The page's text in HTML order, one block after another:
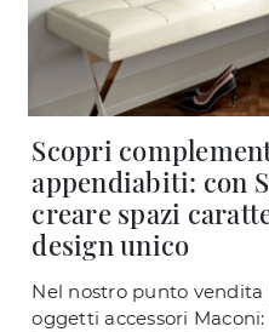
Scopri
appendiabiti: con
creare spazi
design unico
Nel nostro punto
oggetti accessori